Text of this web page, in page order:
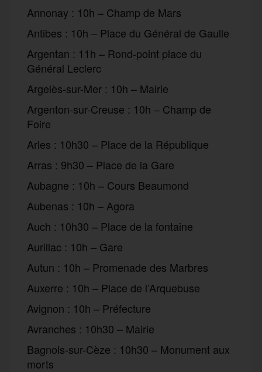
Annonay : 10h – Champ de Mars
Antibes : 10h – Place du Général de Gaulle
Argentan : 11h – Rond-point place du
Général Leclerc
Argelès-sur-Mer : 10h – Mairie
Argenton-sur-Creuse : 10h – Champ de
Foire
Arles : 10h30 – Place de la République
Arras : 9h30 – Place de la Gare
Aubagne : 10h – Cours Beaumond
Aubenas : 10h – Agora
Auch : 10h30 – Place de la fontaine
Aurillac : 10h – Gare
Autun : 10h – Promenade des Marbres
Auxerre : 10h – Place de l’Arquebuse
Avignon : 10h – Préfecture
Avranches : 10h30 – Mairie
Bagnols-sur-Cèze : 10h30 – Monument aux
morts